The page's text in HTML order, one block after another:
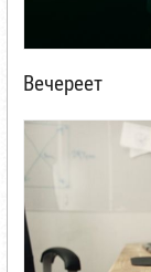
Вечереет